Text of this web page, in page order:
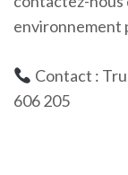
environnement
Contact :
606 205